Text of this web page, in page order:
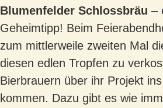
Blumenfelder Schlossbräu –
Geheimtipp! Beim
zum mittlerweile zweiten Mal
diesen edlen Tropfen zu
Bierbrauern über ihr Projekt
kommen. Dazu gibt es wie